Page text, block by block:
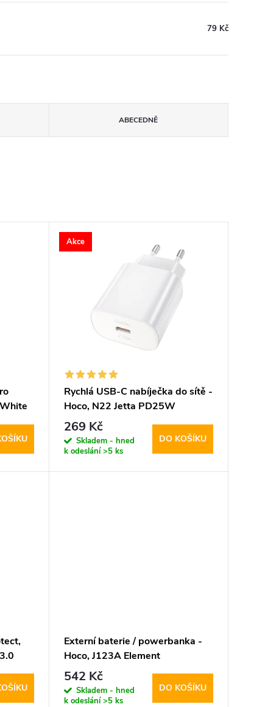
79 Kč
ABECEDNĚ
Akce
Rychlá USB-C nabíječka do sítě -
Hoco, N22 Jetta PD25W
269 Kč
Skladem - hned
k odeslání>5 ks
DO KOŠÍKU
Externí baterie / powerbanka -
Hoco, J123A Element
20000mAh Black
542 Kč
Skladem - hned
k odeslání>5 ks
DO KOŠÍKU